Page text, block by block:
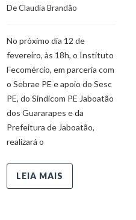
De Claudia Brandão
No próximo dia 12 de
fevereiro, às 18h, o Instituto
Fecomércio, em parceria com
o Sebrae PE e apoio do Sesc
PE, do Sindicom PE Jaboatão
dos Guararapes e da
Prefeitura de Jaboatão,
realizará o
LEIA MAIS